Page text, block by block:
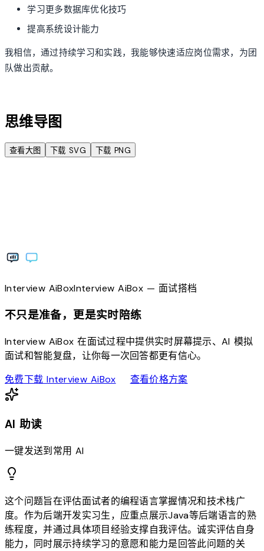
学习更多数据库优化技巧
提高系统设计能力
我相信，通过持续学习和实践，我能够快速适应岗位需求，为团
队做出贡献。
思维导图
查看大图 下载 SVG 下载 PNG
Interview AiBoxInterviewAiBox— 面试搭档
不只是准备，更是实时陪练
Interview AiBox 在面试过程中提供实时屏幕提示、AI 模拟
面试和智能复盘，让你每一次回答都更有信心。
免费下载 Interview AiBoxdownload查看价格方案sell
AI 助读
一键发送到常用 AI
这个问题旨在评估面试者的编程语言掌握情况和技术栈广
度。作为后端开发实习生，应重点展示Java等后端语言的熟
练程度，并通过具体项目经验支撑自我评估。诚实评估自身
能力，同时展示持续学习的意愿和能力是回答此问题的关